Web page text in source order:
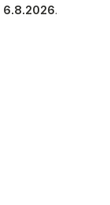
6.8.2026.